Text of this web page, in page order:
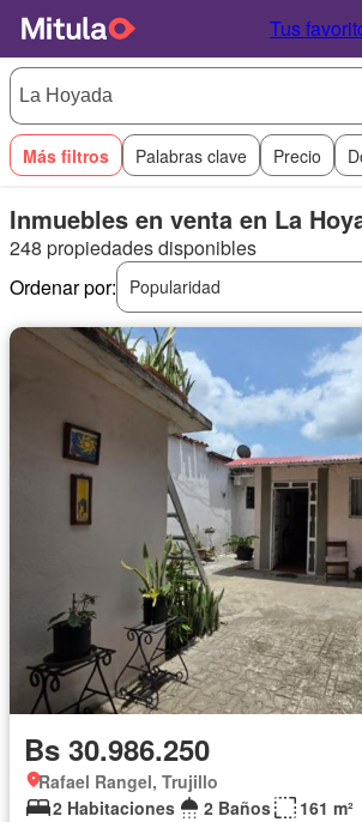
Tus
Más filtros Palabras clave Precio
Inmuebles en venta en La
248 propiedades disponibles
Ordenar por:
Popularidad
Bs 30.986.250
Rafael Rangel, Trujillo
2 Habitaciones
2 Baños
161 m²